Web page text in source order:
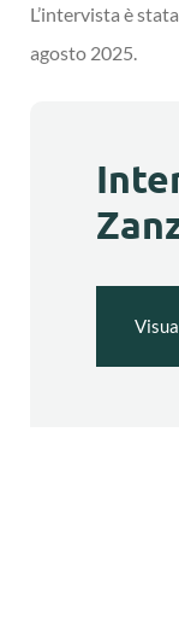
L’intervista è
agosto 2025.